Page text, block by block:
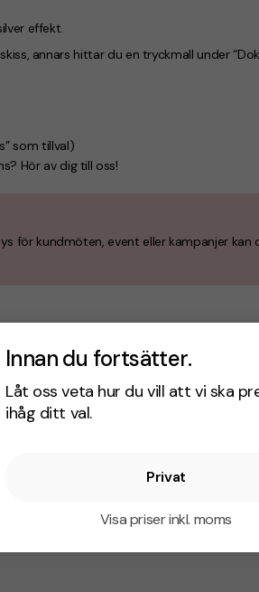
Innan du fortsätter.
Låt oss veta hur du vill att vi ska
ihåg ditt val.
Privat
Visa priser inkl. moms
effekt.
annars hittar du en tryckmall under
som tillval)
Hör av dig till oss!
för kundmöten, event eller kampanjer kan